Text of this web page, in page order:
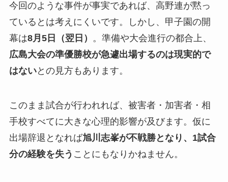
今回のような事件が事実であれば、高野連が黙っ
ているとは考えにくいです。しかし、甲子園の開
幕は8月5日（翌日） 。準備や大会進行の都合上、
広島大会の準優勝校が急遽出場するのは現実的で
はないとの見方もあります。
このまま試合が行われれば、被害者・加害者・相
手校すべてに大きな心理的影響が及びます。仮に
出場辞退となれば旭川志峯が不戦勝となり、1試合
分の経験を失う ことにもなりかねません。